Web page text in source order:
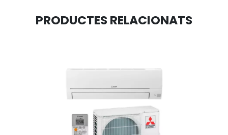
PRODUCTES RELACIONATS